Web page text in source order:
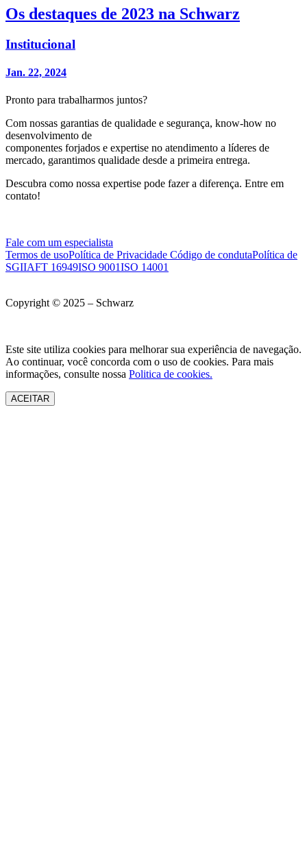
Os destaques de 2023 na Schwarz
Institucional
Jan. 22, 2024
Pronto para trabalharmos juntos?
Com nossas garantias de qualidade e segurança, know-how no
desenvolvimento de
componentes forjados e expertise no atendimento a líderes de
mercado, garantimos qualidade desde a primeira entrega.
Descubra como nossa expertise pode fazer a diferença. Entre em
contato!
Fale com um especialista
Termos de usoPolítica de Privacidade Código de condutaPolítica de
SGIIAFT 16949ISO 9001ISO 14001
Copyright © 2025 – Schwarz
Este site utiliza cookies para melhorar sua experiência de navegação.
Ao continuar, você concorda com o uso de cookies. Para mais
informações, consulte nossa Politica de cookies.
ACEITAR